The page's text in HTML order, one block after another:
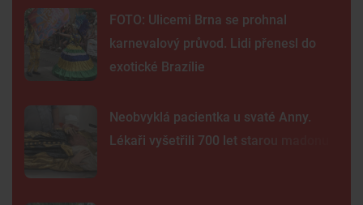
FOTO: Ulicemi Brna se prohnal
karnevalový průvod. Lidi přenesl do
exotické Brazílie
Neobvyklá pacientka u svaté Anny.
Lékaři vyšetřili 700 let starou madonu